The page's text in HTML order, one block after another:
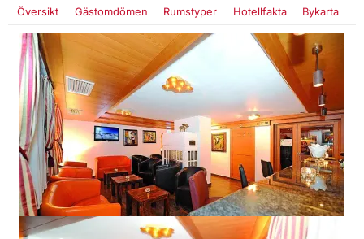
Översikt Gästomdömen Rumstyper Hotellfakta Bykarta